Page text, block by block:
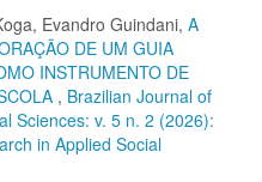
Evandro Guindani, A
DE UM GUIA
INSTRUMENTO DE
, Brazilian Journal of
Sciences: v. 5 n. 2 (2026):
in Applied Social